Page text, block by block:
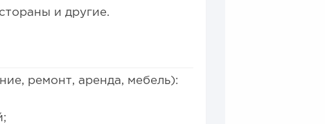
и другие.
ремонт, аренда, мебель):